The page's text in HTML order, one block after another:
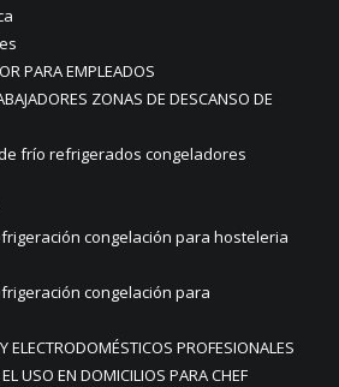
PARA EMPLEADOS
ZONAS DE DESCANSO DE
frío refrigerados congeladores
congelación para hosteleria
congelación para
ELECTRODOMÉSTICOS PROFESIONALES
USO EN DOMICILIOS PARA CHEF